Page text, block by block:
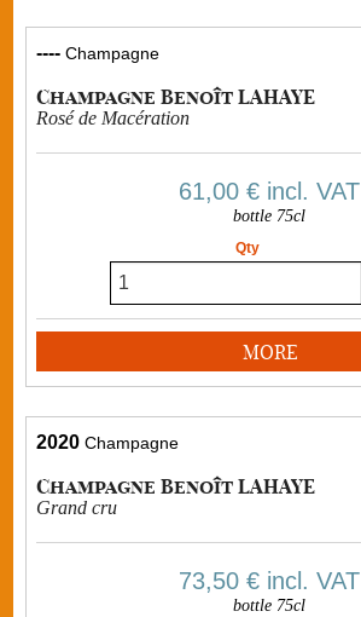
---- Champagne
Champagne Benoît LAHAYE
Rosé de Macération
61,00 € incl. VAT
bottle 75cl
Qty
MORE
2020 Champagne
Champagne Benoît LAHAYE
Grand cru
73,50 € incl. VAT
bottle 75cl